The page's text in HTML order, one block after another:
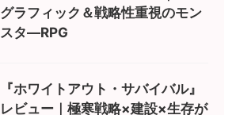
グラフィック＆戦略性重視のモン
スタ―RPG
『ホワイトアウト・サバイバル』
レビュー｜極寒戦略×建設×生存が